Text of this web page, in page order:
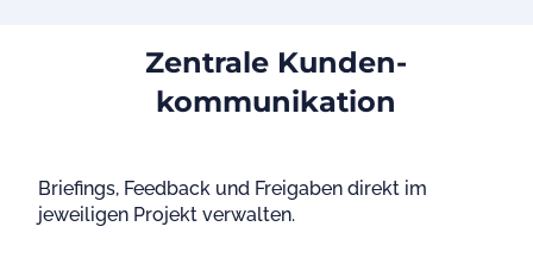
Zentrale Kunden-
kommunikation
Briefings, Feedback und Freigaben direkt im
jeweiligen Projekt verwalten.